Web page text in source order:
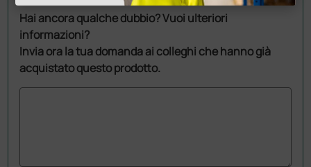
Hai ancora qualche dubbio? Vuoi ulteriori
informazioni?
Invia ora la tua domanda ai colleghi che hanno già
acquistato questo prodotto.